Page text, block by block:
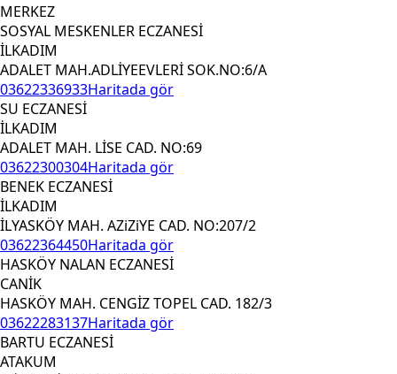
MERKEZ
SOSYAL MESKENLER ECZANESİ
İLKADIM
ADALET MAH.ADLİYEEVLERİ SOK.NO:6/A
03622336933Haritada gör
SU ECZANESİ
İLKADIM
ADALET MAH. LİSE CAD. NO:69
03622300304Haritada gör
BENEK ECZANESİ
İLKADIM
İLYASKÖY MAH. AZiZiYE CAD. NO:207/2
03622364450Haritada gör
HASKÖY NALAN ECZANESİ
CANİK
HASKÖY MAH. CENGİZ TOPEL CAD. 182/3
03622283137Haritada gör
BARTU ECZANESİ
ATAKUM